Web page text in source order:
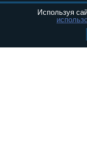
массовых коммуникаций
августа 2011 года. 18+
Свидетельство о
Используя